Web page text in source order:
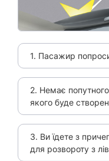
1. Пасажир
2. Немає
якого буде
3. Ви їдете з
для розвороту з